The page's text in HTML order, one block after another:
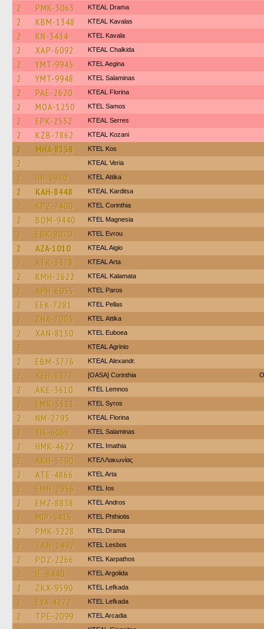
2 PMK-3063 KTEAL Drama
2 KBM-1348 KTEAL Kavalas
2 KN-3434 KTEL Kavala
2 XAP-6092 KTEAL Chalkida
2 YMT-9945 KTEL Aegina
2 YMT-9948 KTEL Salaminas
2 PAE-2620 KTEAL Florina
2 MOA-1250 KTEL Samos
2 EPK-2552 KTEAL Serres
2 KZB-7862 KTEAL Kozani
2 MHA-8138 KTEL Kos
2 KTEAL Veria
2 IHI-8980 KΤΕL Αttika
2 KAH-8448 KTEAL Karditsa
2 KPZ-7400 KTEL Corinthia
2 BOM-9440 ΚΤΕL Magnesia
2 EBK-8070 KTEL Evrou
2 AZA-1010 KTEAL Aigio
2 ATK-3378 KTEAL Arta
2 KMH-2622 KTEAL Kalamata
2 APH-6055 KTEL Paros
2 EEK-7281 KTEL Pellas
2 ZHA-7005 KΤΕL Αttika
2 XAN-8150 ΚΤΕL Euboea
2 KTEAL Agrinio
2 EBM-3776 KTEAL Alexandr.
2 XEH-8377 [OASA] Corinthia
2 AKE-3610 KTEL Lemnos
2 EMK-3333 KTEL Syros
2 NM-2795 KTEAL Florina
2 YIK-6066 KTEL Salaminas
2 HMK-4622 KTEL Imathia
2 AKH-5790 ΚΤΕΛ Λακωνίας
2 ATE-4866 KTEL Arta
2 EMH-2956 KTEL Ios
2 EMZ-8838 KTEL Andros
2 MIP-5415 ΚΤΕL Phthiotis
2 PMK-3228 KTEL Drama
2 TKN-1492 KTEL Lesbos
2 POZ-2266 ΚΤΕL Karpathos
2 IE-8440 KTEL Argolida
2 ZKX-9590 KTEL Lefkada
2 EYA-4272 KTEL Lefkada
2 TPE-2099 KTEL Arcadia